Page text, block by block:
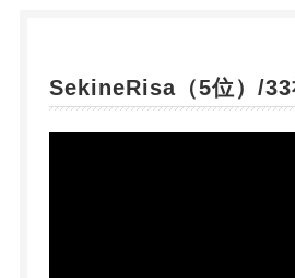
SekineRisa（5位）/33